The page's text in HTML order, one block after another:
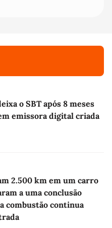
o SBT após 8 meses
emissora digital criada
2.500 km em um carro
a uma conclusão
combustão continua